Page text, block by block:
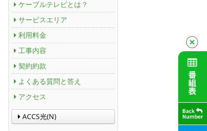
ケーブルテレビとは？
サービスエリア
利用料金
工事内容
契約約款
よくある質問と答え
アクセス
ACCS光(N)